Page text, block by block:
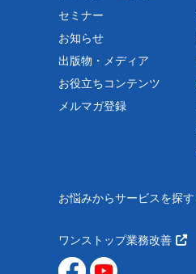
セミナー
お知らせ
出版物・メディア
お役立ちコンテンツ
メルマガ登録
お悩みからサービスを探す
ワンストップ業務改善